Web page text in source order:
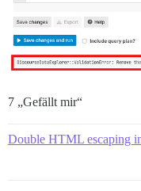
7 „Gefällt mir“
Double HTML escaping